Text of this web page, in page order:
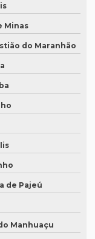
tradução
italiano?
Minas
do Maranhão
de Pajeú
Manhuaçu